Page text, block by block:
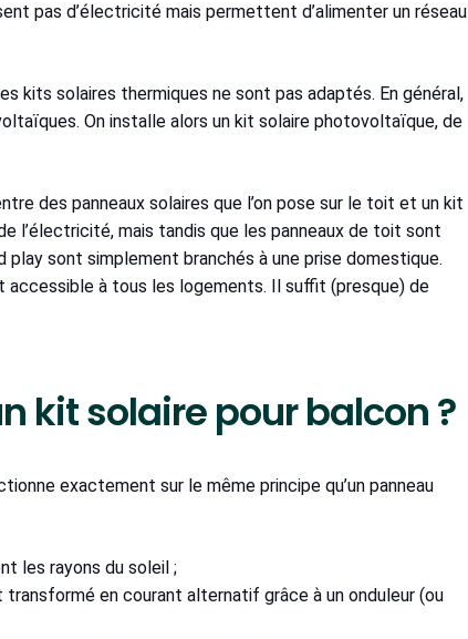
pas d’électricité mais permettent d’alimenter un réseau
kits solaires thermiques ne sont pas adaptés. En général,
On installe alors un kit solaire photovoltaïque, de
des panneaux solaires que l’on pose sur le toit et un kit
l’électricité, mais tandis que les panneaux de toit sont
sont simplement branchés à une prise domestique.
à tous les logements. Il suffit (presque) de
kit solaire pour balcon ?
exactement sur le même principe qu’un panneau
les rayons du soleil ;
en courant alternatif grâce à un onduleur (ou